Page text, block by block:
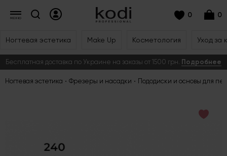
0 0
Ногтевая эстетика Make Up Косметология Уход за
Бесплатная доставка по Украине на заказы от 1500 грн. Подробнее
Ногтевая эстетика Фрезеры и насадки Пододиски и основы для